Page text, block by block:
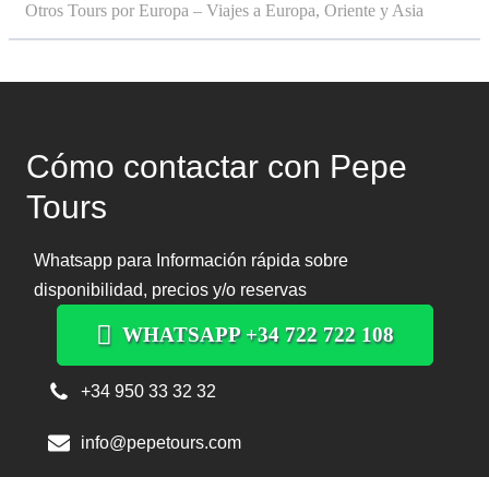
Otros Tours por Europa – Viajes a Europa, Oriente y Asia
Cómo contactar con Pepe
Tours
Whatsapp para Información rápida sobre
disponibilidad, precios y/o reservas
WHATSAPP +34 722 722 108
+34 950 33 32 32
info@pepetours.com